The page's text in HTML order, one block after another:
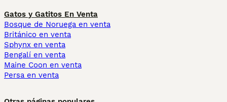
Gatos y Gatitos En Venta
Bosque de Noruega en venta
Británico en venta
Sphynx en venta
Bengalí en venta
Maine Coon en venta
Persa en venta